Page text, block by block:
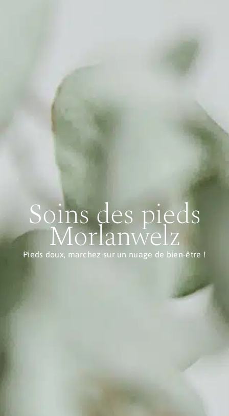
Soins des pieds
Morlanwelz
Pieds doux, marchez sur un nuage de bien-être !